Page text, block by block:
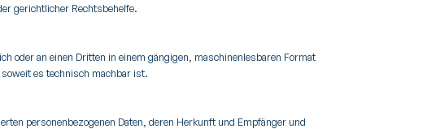
gerichtlicher Rechtsbehelfe.
oder an einen Dritten in einem gängigen, maschinenlesbaren Format
es technisch machbar ist.
personenbezogenen Daten, deren Herkunft und Empfänger und